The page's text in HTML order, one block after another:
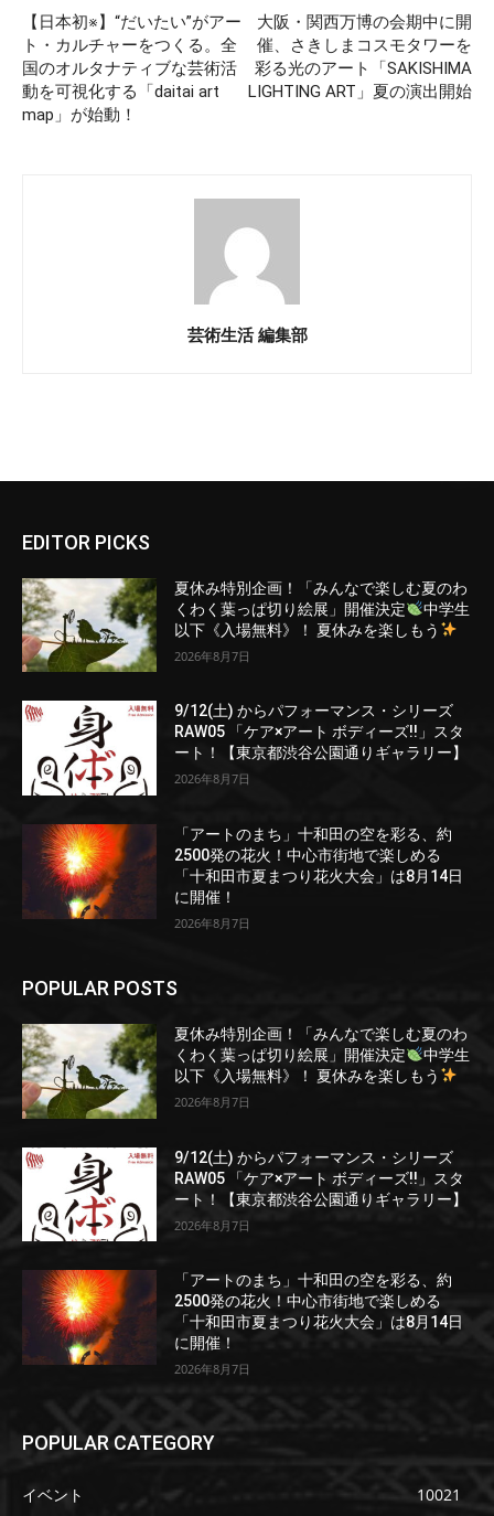
【日本初※】“だいたい”がアー
ト・カルチャーをつくる。全
国のオルタナティブな芸術活
動を可視化する「daitai art
map」が始動！
大阪・関西万博の会期中に開
催、さきしまコスモタワーを
彩る光のアート「SAKISHIMA
LIGHTING ART」夏の演出開始
芸術生活 編集部
EDITOR PICKS
夏休み特別企画！「みんなで楽しむ夏のわ
くわく葉っぱ切り絵展」開催決定
中学生
以下《入場無料》！ 夏休みを楽しもう
2026年8月7日
9/12(土) からパフォーマンス・シリーズ
RAW05 「ケア×アート ボディーズ!!」スタ
ート！【東京都渋谷公園通りギャラリー】
2026年8月7日
「アートのまち」十和田の空を彩る、約
2500発の花火！中心市街地で楽しめる
「十和田市夏まつり花火大会」は8月14日
に開催！
2026年8月7日
POPULAR POSTS
夏休み特別企画！「みんなで楽しむ夏のわ
くわく葉っぱ切り絵展」開催決定
中学生
以下《入場無料》！ 夏休みを楽しもう
2026年8月7日
9/12(土) からパフォーマンス・シリーズ
RAW05 「ケア×アート ボディーズ!!」スタ
ート！【東京都渋谷公園通りギャラリー】
2026年8月7日
「アートのまち」十和田の空を彩る、約
2500発の花火！中心市街地で楽しめる
「十和田市夏まつり花火大会」は8月14日
に開催！
2026年8月7日
POPULAR CATEGORY
イベント
10021